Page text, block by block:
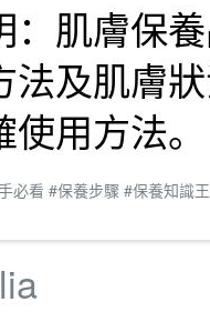
：肌膚保
法及肌膚
用方法。
必看 #保養步驟 #保養知識王